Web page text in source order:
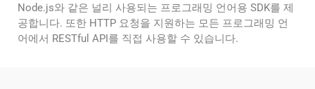
Node.js와 같은 널리 사용되는 프로그래밍 언어용 SDK를 제
공합니다. 또한 HTTP 요청을 지원하는 모든 프로그래밍 언
어에서 RESTful API를 직접 사용할 수 있습니다.